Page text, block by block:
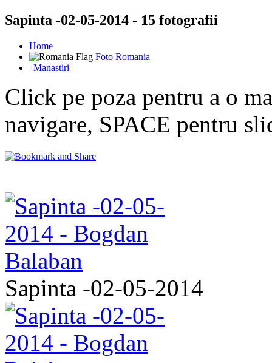
Sapinta -02-05-2014 - 15 fotografii
Home
Foto Romania
| Manastiri
Click pe poza pentru a o
navigare, SPACE pentru
Sapinta -02-05-2014